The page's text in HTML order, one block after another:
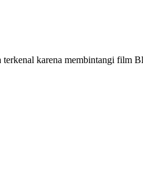
terkenal karena membintangi